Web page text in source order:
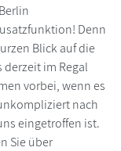
Denn
Blick auf die
im Regal
vorbei, wenn es
nach
eingetroffen ist.
Sie über